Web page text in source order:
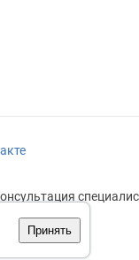
Принять